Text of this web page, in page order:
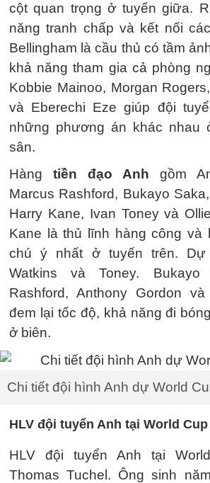
cột quan trọng ở tuyến giữa.
năng tranh chấp và kết nối
Bellingham là cầu thủ có tầm
khả năng tham gia cả phòng
Kobbie Mainoo, Morgan
và Eberechi Eze giúp đội
những phương án khác nhau
sân.
Hàng tiền đạo Anh gồm
Marcus Rashford, Bukayo
Harry Kane, Ivan Toney và
Kane là thủ lĩnh hàng công và
chú ý nhất ở tuyến trên.
Watkins và Toney. Bukayo
Rashford, Anthony Gordon
đem lại tốc độ, khả năng đi
ở biên.
Chi tiết đội hình Anh dự World
HLV đội tuyển Anh tại World Cup
HLV đội tuyển Anh tại
Thomas Tuchel. Ông sinh